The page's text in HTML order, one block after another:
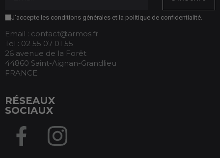
J'accepte les conditions générales et la politique de confidentialité.
Email : contact@armos.fr
Tel : 02 55 07 01 55
26 avenue de la Forêt
44860 Saint-Aignan-Grandlieu
FRANCE
RÉSEAUX
SOCIAUX